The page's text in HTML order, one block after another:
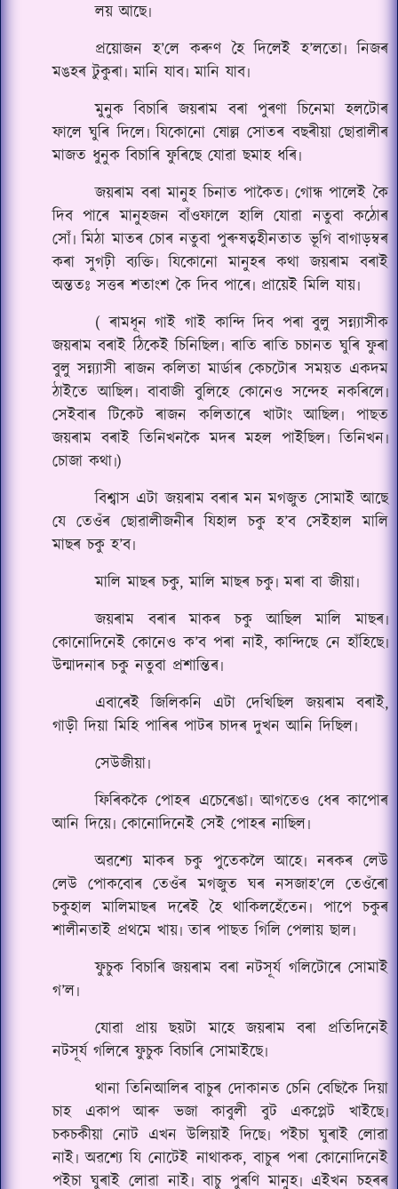
লয় আছে৷
প্ৰয়োজন হ’লে কৰুণ হৈ দিলেই হ’লতো৷ নিজৰ
মঙহৰ টুকুৰা৷ মানি যাব৷ মানি যাব৷
মুনুক বিচাৰি জয়ৰাম বৰা পুৰণা চিনেমা হলটোৰ
ফালে ঘুৰি দিলে৷ যিকোনো ষোল্ল সোতৰ বছৰীয়া ছোৱালীৰ
মাজত ধুনুক বিচাৰি ফুৰিছে যোৱা ছমাহ ধৰি৷
জয়ৰাম বৰা মানুহ চিনাত পাকৈত৷ গোন্ধ পালেই কৈ
দিব পাৰে মানুহজন বাঁওফালে হালি যোৱা নতুবা কঠোৰ
সোঁ৷ মিঠা মাতৰ চোৰ নতুবা পুৰুষত্বহীনতাত ভূগি বাগাড়ম্বৰ
কৰা সুগঢ়ী ব্যক্তি৷ যিকোনো মানুহৰ কথা জয়ৰাম বৰাই
অন্ততঃ সত্তৰ শতাংশ কৈ দিব পাৰে৷ প্ৰায়েই মিলি যায়৷
( ৰামধূন গাই গাই কান্দি দিব পৰা বুলু সন্ন্যাসীক
জয়ৰাম বৰাই ঠিকেই চিনিছিল৷ ৰাতি ৰাতি চচানত ঘুৰি ফুৰা
বুলু সন্ন্যাসী ৰাজন কলিতা মাৰ্ডাৰ কেচটোৰ সময়ত একদম
ঠাইতে আছিল৷ বাবাজী বুলিহে কোনেও সন্দেহ নকৰিলে৷
সেইবাৰ টিকেট ৰাজন কলিতাৰে খাটাং আছিল৷ পাছত
জয়ৰাম বৰাই তিনিখনকৈ মদৰ মহল পাইছিল৷ তিনিখন৷
চোজা কথা৷)
বিশ্বাস এটা জয়ৰাম বৰাৰ মন মগজুত সোমাই আছে
যে তেওঁৰ ছোৱালীজনীৰ যিহাল চকু হ’ব সেইহাল মালি
মাছৰ চকু হ’ব৷
মালি মাছৰ চকু, মালি মাছৰ চকু৷ মৰা বা জীয়া৷
জয়ৰাম বৰাৰ মাকৰ চকু আছিল মালি মাছৰ৷
কোনোদিনেই কোনেও ক’ব পৰা নাই, কান্দিছে নে হাঁহিছে৷
উন্মাদনাৰ চকু নতুবা প্ৰশান্তিৰ৷
এবাৰেই জিলিকনি এটা দেখিছিল জয়ৰাম বৰাই,
গাড়ী দিয়া মিহি পাৰিৰ পাটৰ চাদৰ দুখন আনি দিছিল৷
সেউজীয়া৷
ফিৰিককৈ পোহৰ এচেৰেঙা৷ আগতেও ধেৰ‌ কাপোৰ
আনি দিয়ে৷ কোনোদিনেই সেই পোহৰ নাছিল৷
অৱশ্যে মাকৰ চকু পুতেকলৈ আহে৷ নৰকৰ লেউ
লেউ পোকবোৰ তেওঁৰ মগজুত ঘৰ নসজাহ’লে তেওঁৰো
চকুহাল মালিমাছৰ দৰেই হৈ থাকিলহেঁতেন৷ পাপে চকুৰ
শালীনতাই প্ৰথমে খায়৷ তাৰ পাছত গিলি পেলায় ছাল৷
ফুচুক বিচাৰি জয়ৰাম বৰা নটসূৰ্য গলিটোৰে সোমাই
গ’ল৷
যোৱা প্ৰায় ছয়টা মাহে জয়ৰাম বৰা প্ৰতিদিনেই
নটসূৰ্য গলিৰে ফুচুক বিচাৰি সোমাইছে৷
থানা তিনিআলিৰ বাচুৰ দোকানত চেনি বেছিকৈ দিয়া
চাহ একাপ আৰু ভজা কাবুলী বুট একপ্লেট খাইছে৷
চকচকীয়া নোট এখন উলিয়াই দিছে৷ প‌ইচা ঘুৰাই লোৱা
নাই৷ অৱশ্যে যি নোটেই নাথাকক, বাচুৰ পৰা কোনোদিনেই
প‌ইচা ঘুৰাই লোৱা নাই৷ বাচু পুৰণি মানুহ৷ এইখন চহৰৰ